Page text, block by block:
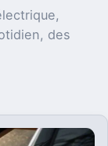
des